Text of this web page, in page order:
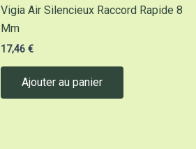
Vigia Air Silencieux Raccord Rapide 8
Mm
17,46 €
Ajouter au panier